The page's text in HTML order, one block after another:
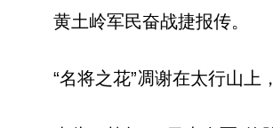
黄土岭军民奋战捷报传。
“名将之花”凋谢在太行山上，